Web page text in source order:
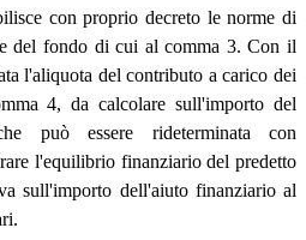
con proprio decreto le norme di
del fondo di cui al comma 3. Con il
l'aliquota del contributo a carico dei
4, da calcolare sull'importo del
può essere rideterminata con
l'equilibrio finanziario del predetto
sull'importo dell'aiuto finanziario al